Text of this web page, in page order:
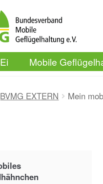
Mobile
BVMG EXTERN Mein